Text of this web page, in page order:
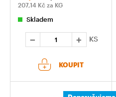
207,14 Kč za KG
Skladem
KS
KOUPIT